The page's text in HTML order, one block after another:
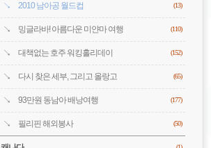
2010 남아공 월드컵 (13)
밍글라바! 아름다운 미얀마 여행 (110)
대책없는 호주 워킹홀리데이 (152)
다시 찾은 세부, 그리고 올랑고 (65)
93만원 동남아 배낭여행 (177)
필리핀 해외봉사 (50)